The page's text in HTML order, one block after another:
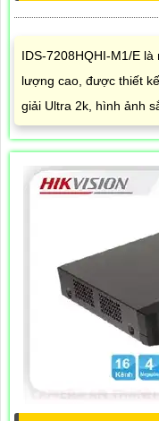
IDS-7208HQHI-M1/E
lượng cao, được thiết
giải Ultra 2k, hình ảnh